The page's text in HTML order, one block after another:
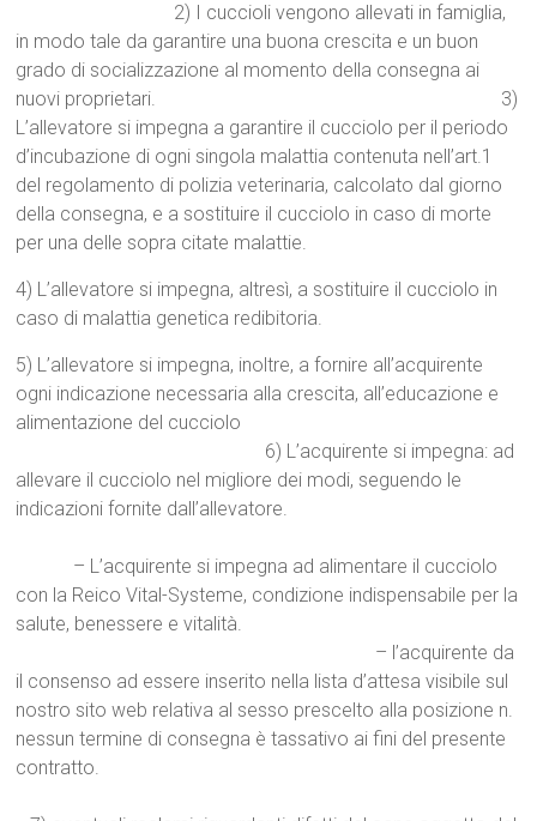
2) I cuccioli vengono allevati in famiglia,
in modo tale da garantire una buona crescita e un buon
grado di socializzazione al momento della consegna ai
nuovi proprietari. 3)
L’allevatore si impegna a garantire il cucciolo per il periodo
d’incubazione di ogni singola malattia contenuta nell’art.1
del regolamento di polizia veterinaria, calcolato dal giorno
della consegna, e a sostituire il cucciolo in caso di morte
per una delle sopra citate malattie.
4) L’allevatore si impegna, altresì, a sostituire il cucciolo in
caso di malattia genetica redibitoria.
5) L’allevatore si impegna, inoltre, a fornire all’acquirente
ogni indicazione necessaria alla crescita, all’educazione e
alimentazione del cucciolo
6) L’acquirente si impegna: ad
allevare il cucciolo nel migliore dei modi, seguendo le
indicazioni fornite dall’allevatore.
– L’acquirente si impegna ad alimentare il cucciolo
con la Reico Vital-Systeme, condizione indispensabile per la
salute, benessere e vitalità.
– l’acquirente da
il consenso ad essere inserito nella lista d’attesa visibile sul
nostro sito web relativa al sesso prescelto alla posizione n.
nessun termine di consegna è tassativo ai fini del presente
contratto.